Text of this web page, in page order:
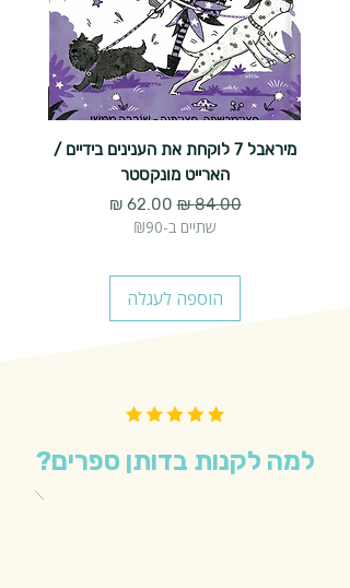
מיראבל 7 לוקחת את הענינים בידיים /
הארייט מונקסטר
מחיר רגיל‏84.00 ‏₪ מחיר מבצע
שתיים ב-₪90
הוספה לעגלה
למה לקנות בדותן ספרים?